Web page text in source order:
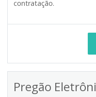
contratação.
Pregão